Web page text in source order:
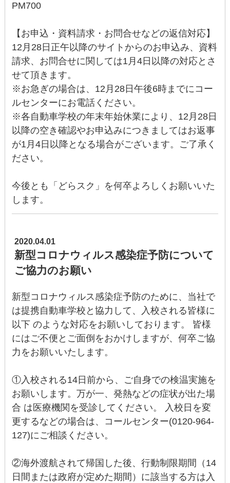
PM700
【お申込・資料請求・お問合せなどの返信対応】
12月28日正午以降のサイトからのお申込み、資料
請求、お問合せに関しては1月4日以降の対応とさ
せて頂きます。
※お急ぎの場合は、12月28日午後6時までにコー
ルセンターにお電話ください。
※各自動車学校の年末年始休業により、12月28日
以降の空き確認やお申込みにつきましてはお返事
が1月4日以降となる場合がございます。ご了承く
ださい。
今後とも「どらスク」を何卒よろしくお願いいた
します。
2020.04.01
新型コロナウィルス感染症予防について
ご協力のお願い
新型コロナウィルス感染症予防のために、当社で
は提携自動車学校と協力して、入校される皆様に
以下 のような対応をお願いしております。 皆様
にはご不便とご面倒をおかけしますが、何卒ご協
力をお願いいたします。
①入校される14日前から、ご自身での検温実施を
お願いします。万が一、発熱などの症状が出た場
合 は医療機関を受診してください。 入校日を変
更するなどの場合は、コールセンター(0120-964-
127)にご相談ください。
②海外渡航されて帰国した後、行動制限期間（14
日間または政府が定めた期間）に該当する方は入